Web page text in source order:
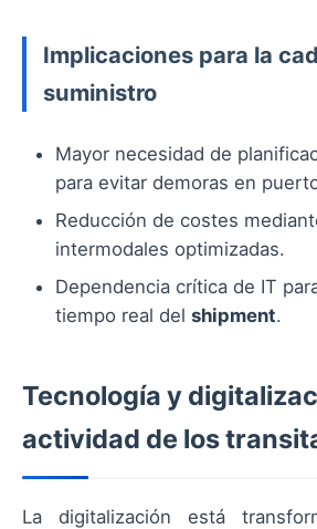
Implicaciones para la
suministro
Mayor necesidad de
para evitar demoras en
Reducción de costes
intermodales optimizadas.
Dependencia crítica de IT
tiempo real del shipment.
Tecnología y
actividad de los
La digitalización está